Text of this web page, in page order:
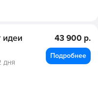
идеи
дня
43 900 р.
Подробнее